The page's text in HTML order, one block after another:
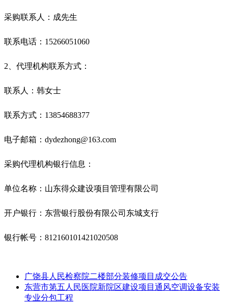
采购联系人：成先生
联系电话： 15266051060
2、代理机构联系方式：
联系人：韩女士
联系方式： 13854688377
电子邮箱： dydezhong@163.com
采购代理机构银行信息：
单位名称：山东得众建设项目管理有限公司
开户银行：东营银行股份有限公司东城支行
银行帐号： 812160101421020508
广饶县人民检察院二楼部分装修项目成交公告
东营市第五人民医院新院区建设项目通风空调设备安装
专业分包工程